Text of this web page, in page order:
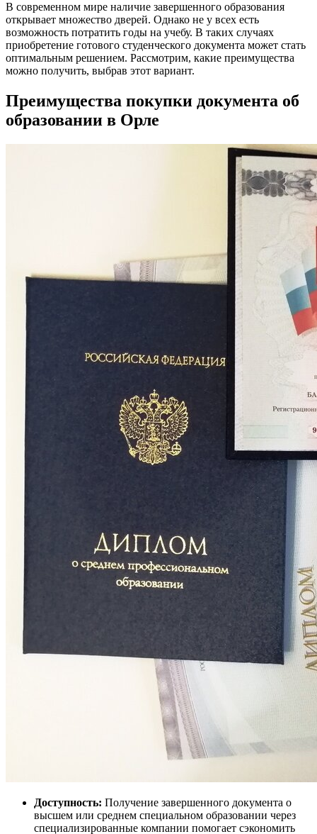
В современном мире наличие завершенного образования
открывает множество дверей. Однако не у всех есть
возможность потратить годы на учебу. В таких случаях
приобретение готового студенческого документа может стать
оптимальным решением. Рассмотрим, какие преимущества
можно получить, выбрав этот вариант.
Преимущества покупки документа об
образовании в Орле
Доступность: Получение завершенного документа о
высшем или среднем специальном образовании через
специализированные компании помогает сэкономить